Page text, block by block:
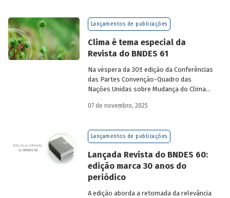
Lançamentos de publicações
Clima é tema especial da
Revista do BNDES 61
Na véspera da 30ª edição da Conferências
das Partes Convenção-Quadro das
Nações Unidas sobre Mudança do Clima
edição 61 da Revista do BNDES.
07 de novembro, 2025
Lançamentos de publicações
Lançada Revista do BNDES 60:
edição marca 30 anos do
periódico
A edição aborda a retomada da relevância